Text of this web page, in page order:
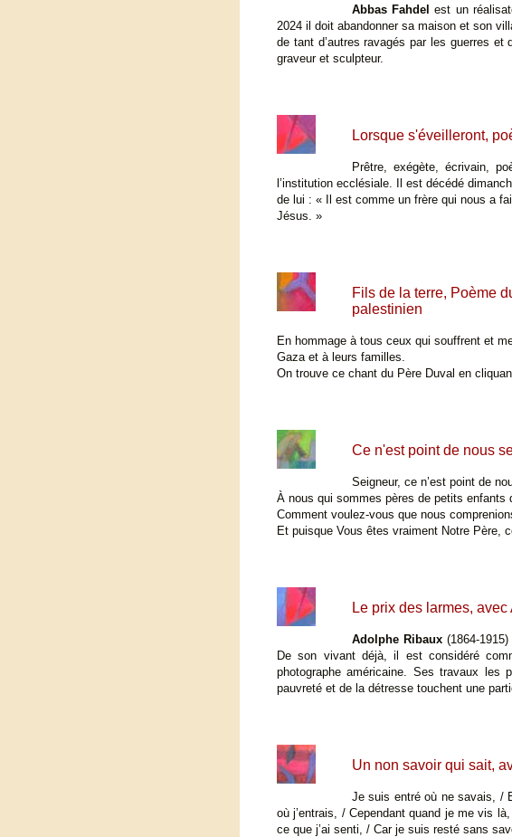
Abbas Fahdel est un
2024 il doit abandonner sa maison et son
de tant d’autres ravagés par les guerres et
graveur et sculpteur.
Lorsque s'éveilleront,
Prêtre, exégète, écrivain,
l’institution ecclésiale. Il est décédé
de lui : « Il est comme un frère qui nous a
Jésus. »
Fils de la terre, Poème
palestinien
En hommage à tous ceux qui souffrent et
Gaza et à leurs familles.
On trouve ce chant du Père Duval en
Ce n'est point de nous
Seigneur, ce n’est point de
À nous qui sommes pères de petits enfants
Comment voulez-vous que nous
Et puisque Vous êtes vraiment Notre Père,
Le prix des larmes,
Adolphe Ribaux(1864-1915)
De son vivant déjà, il est considéré
photographe américaine. Ses travaux
pauvreté et de la détresse touchent une
Un non savoir qui sait,
Je suis entré où ne savais, /
où j’entrais, / Cependant quand je me vis
ce que j’ai senti, / Car je suis resté sans